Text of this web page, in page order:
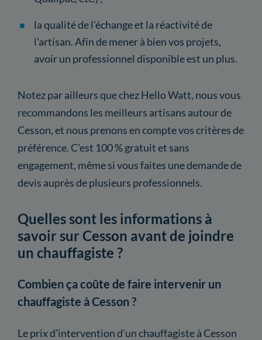
la qualité de l'échange et la réactivité de
l'artisan. Afin de mener à bien vos projets,
avoir un professionnel disponible est un plus.
Notez par ailleurs que chez Hello Watt, nous vous
recommandons les meilleurs artisans autour de
Cesson, et nous prenons en compte vos critères de
préférence. C'est 100 % gratuit et sans
engagement, même si vous faites une demande de
devis auprès de plusieurs professionnels.
Quelles sont les informations à
savoir sur Cesson avant de joindre
un chauffagiste ?
Combien ça coûte de faire intervenir un
chauffagiste à Cesson ?
Le prix d'intervention d'un chauffagiste à Cesson